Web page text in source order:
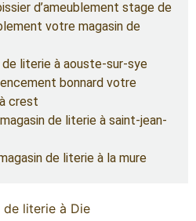
d’ameublement stage de
votre magasin de
literie à aouste-sur-sye
bonnard votre
crest
de literie à saint-jean-
de literie à la mure
de literie à Die